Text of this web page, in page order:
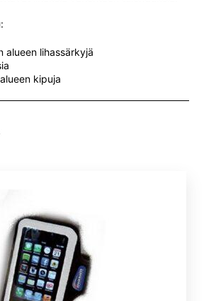
alueen lihassärkyjä
kipuja